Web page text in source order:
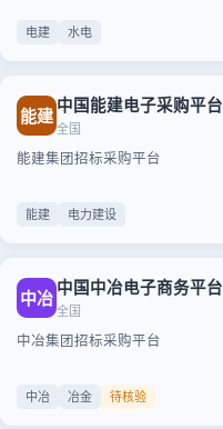
电建 水电
能建 中国能建电子采购平台
全国
能建集团招标采购平台
能建 电力建设
中冶 中国中冶电子商务平台
全国
中冶集团招标采购平台
中冶 冶金 待核验